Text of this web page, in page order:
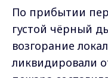
По прибытии
густой чёрный
возгорание
ликвидировали